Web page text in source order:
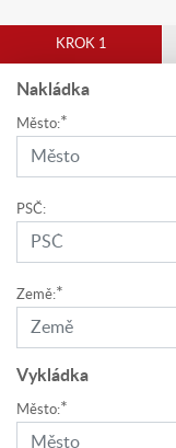
KROK 1
Nakládka
Město:*
PSČ:
Země:*
Vykládka
Město:*